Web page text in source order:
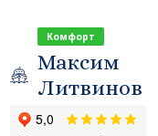
Комфорт
Максим
Литвинов